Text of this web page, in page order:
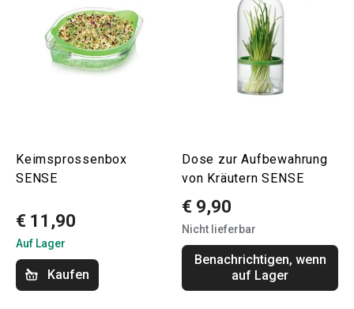
Keimsprossenbox
SENSE
€ 11,90
Auf Lager
Kaufen
Dose zur Aufbewahrung
von Kräutern SENSE
€ 9,90
Nicht lieferbar
Benachrichtigen, wenn
auf Lager